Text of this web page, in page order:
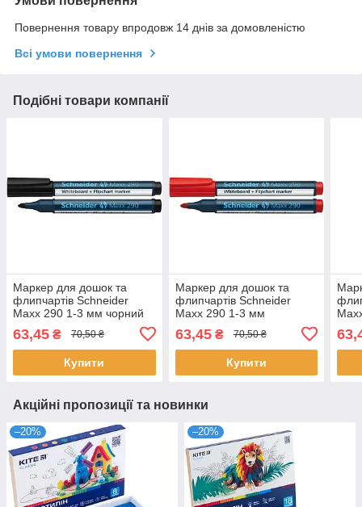
Повернення товару впродовж 14 днів за домовленістю
Всі умови повернення
Подібні товари компанії
Маркер для дошок та
флипчартів Schneider
Maxx 290 1-3 мм чорний
63,45 ₴ 70,50 ₴
Купити
Маркер для дошок та
флипчартів Schneider
Maxx 290 1-3 мм
63,45₴ 70,50 ₴
Купити
Акційні пропозиції та новинки
–20% –20%